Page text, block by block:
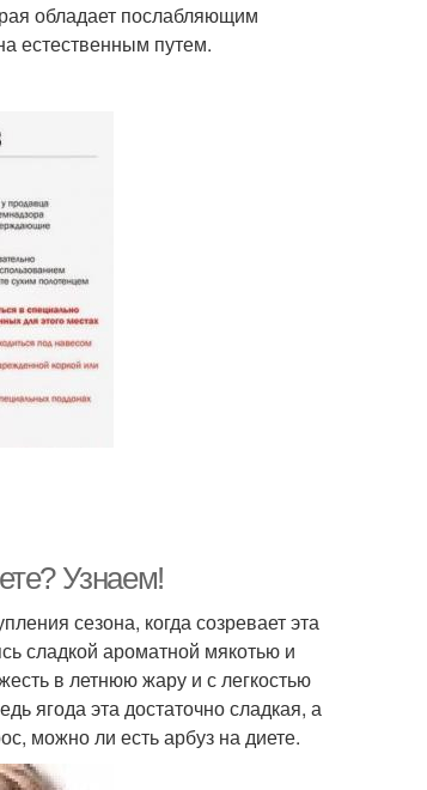
обладает послабляющим
естественным путем.
Узнаем!
сезона, когда созревает эта
сладкой ароматной мякотью и
в летнюю жару и с легкостью
ягода эта достаточно сладкая, а
можно ли есть арбуз на диете.